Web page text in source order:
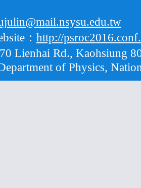
： http://
Lienhai Rd., Kaohsiung
of Physics, National